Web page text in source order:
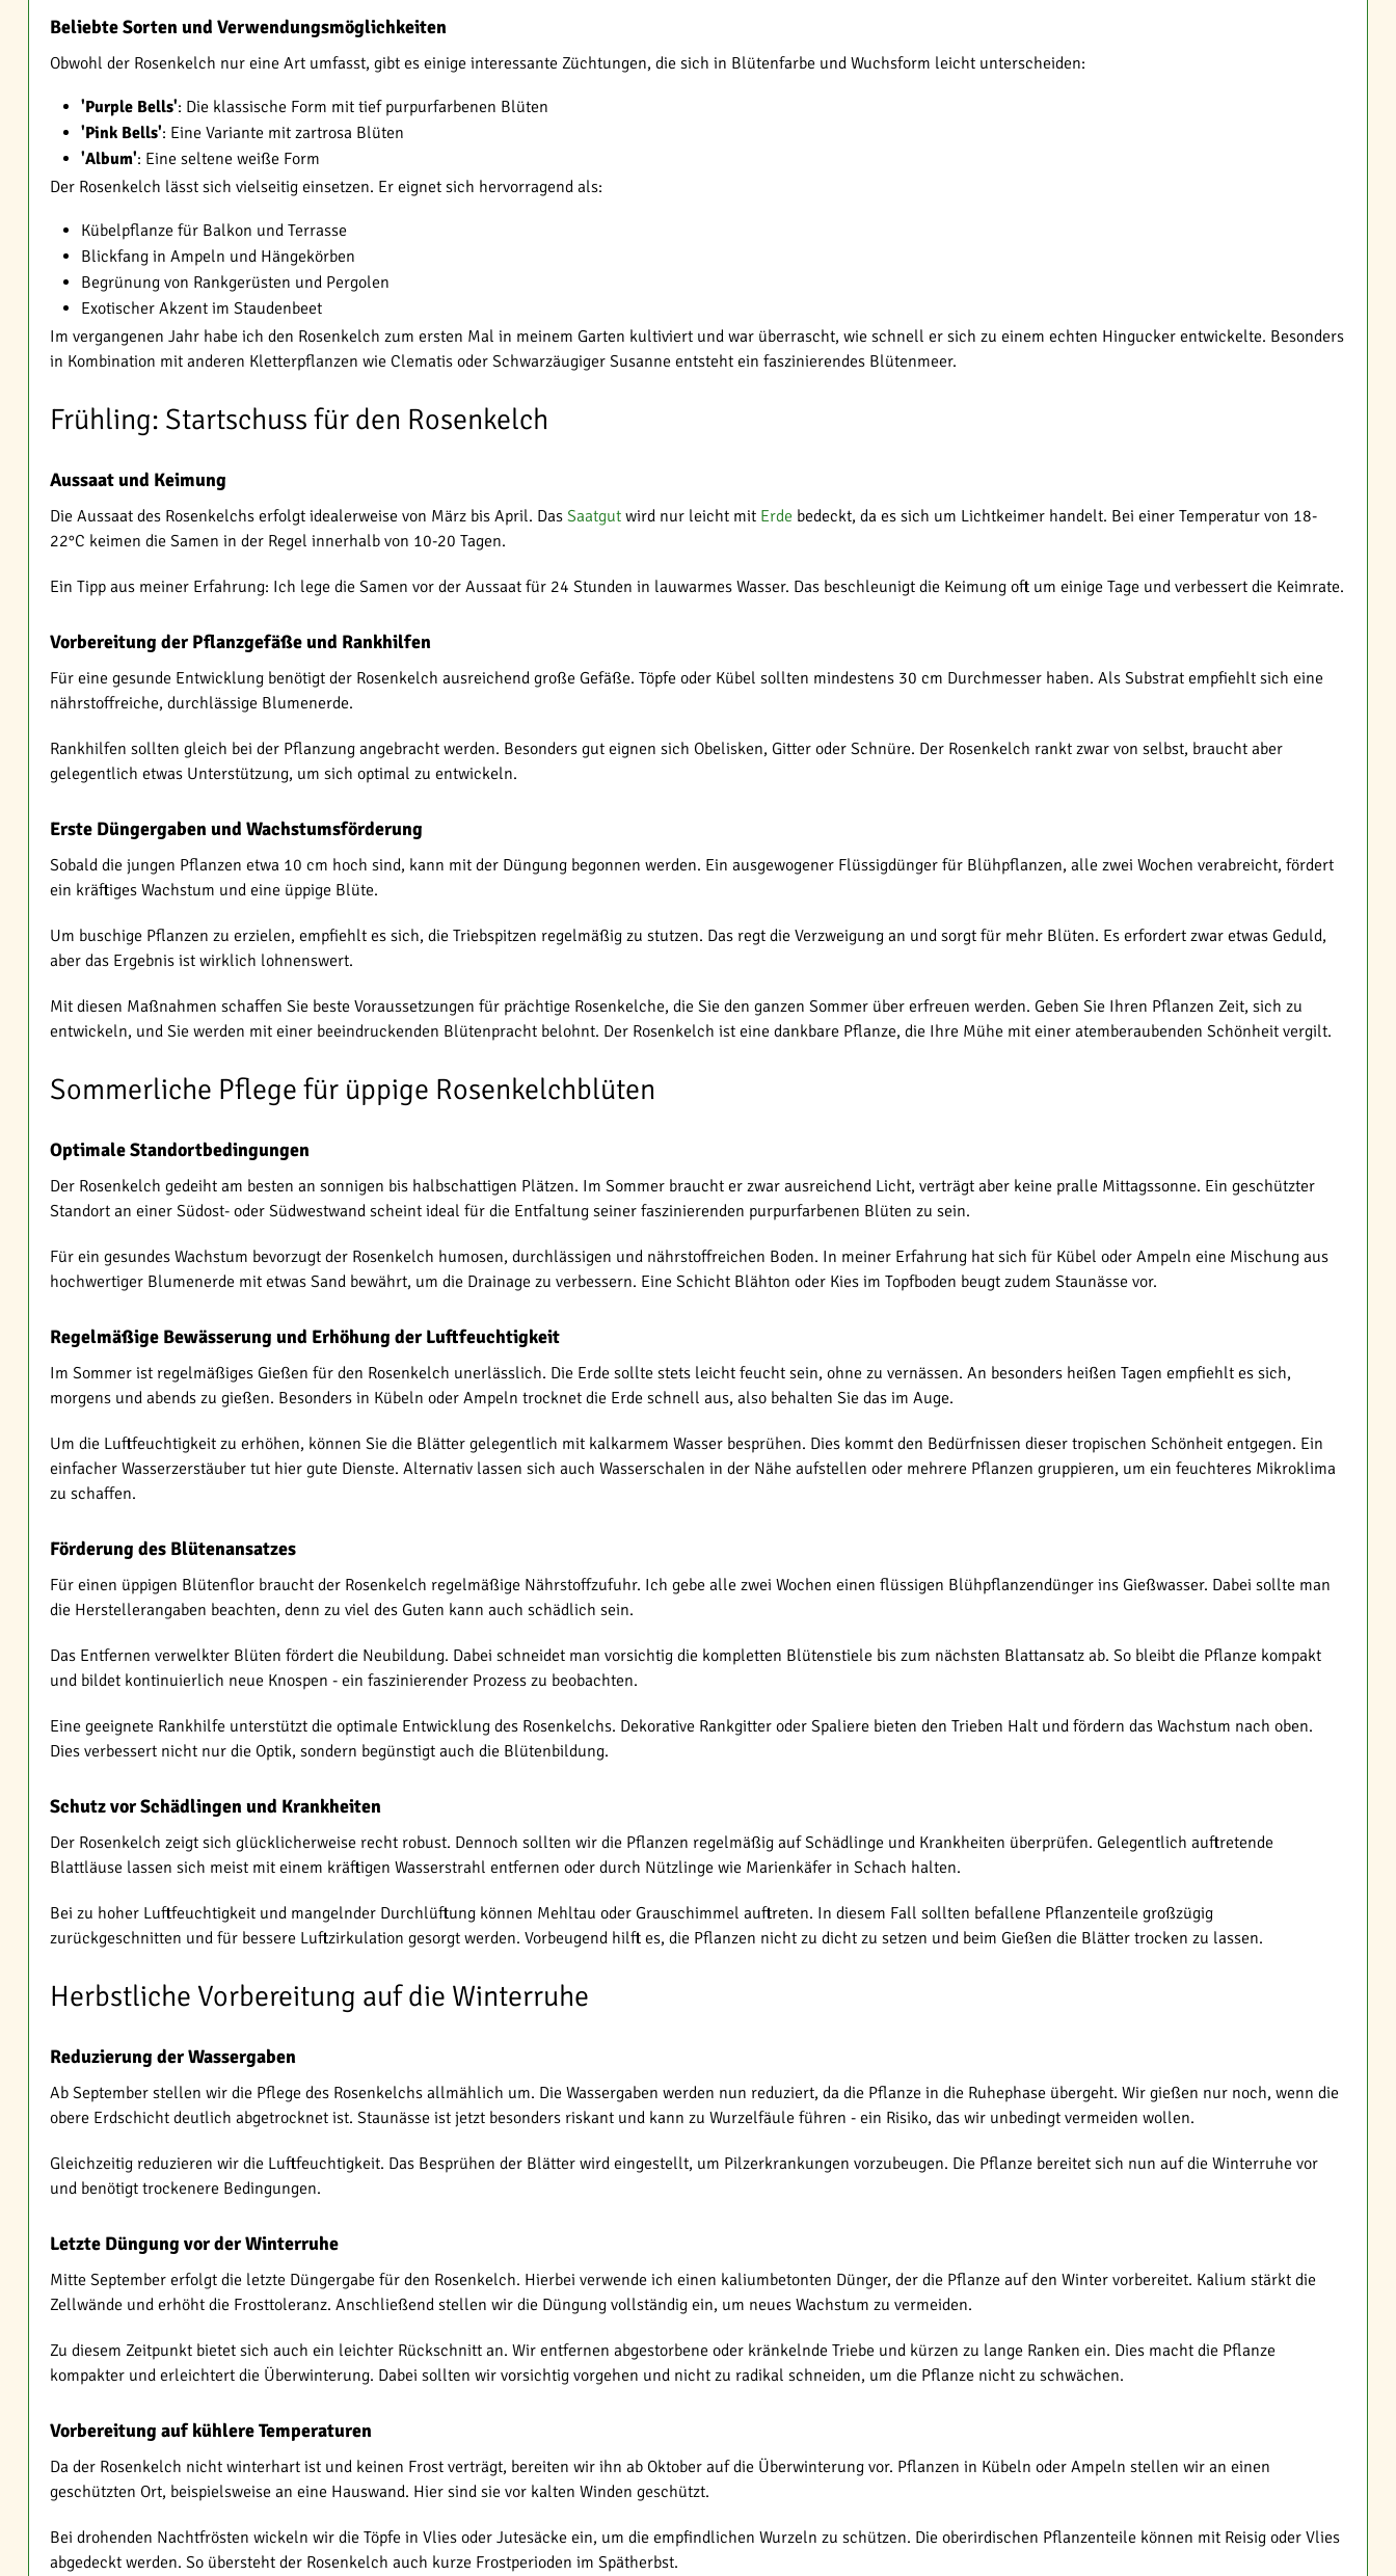
Beliebte Sorten und Verwendungsmöglichkeiten
Obwohl der Rosenkelch nur eine Art umfasst, gibt es einige interessante Züchtungen, die sich in Blütenfarbe und Wuchsform leicht unterscheiden:
'Purple Bells': Die klassische Form mit tief purpurfarbenen Blüten
'Pink Bells': Eine Variante mit zartrosa Blüten
'Album': Eine seltene weiße Form
Der Rosenkelch lässt sich vielseitig einsetzen. Er eignet sich hervorragend als:
Kübelpflanze für Balkon und Terrasse
Blickfang in Ampeln und Hängekörben
Begrünung von Rankgerüsten und Pergolen
Exotischer Akzent im Staudenbeet
Im vergangenen Jahr habe ich den Rosenkelch zum ersten Mal in meinem Garten kultiviert und war überrascht, wie schnell er sich zu einem echten Hingucker entwickelte. Besonders
in Kombination mit anderen Kletterpflanzen wie Clematis oder Schwarzäugiger Susanne entsteht ein faszinierendes Blütenmeer.
Frühling: Startschuss für den Rosenkelch
Aussaat und Keimung
Die Aussaat des Rosenkelchs erfolgt idealerweise von März bis April. Das Saatgut wird nur leicht mit Erde bedeckt, da es sich um Lichtkeimer handelt. Bei einer Temperatur von 18-
22°C keimen die Samen in der Regel innerhalb von 10-20 Tagen.
Ein Tipp aus meiner Erfahrung: Ich lege die Samen vor der Aussaat für 24 Stunden in lauwarmes Wasser. Das beschleunigt die Keimung oft um einige Tage und verbessert die Keimrate.
Vorbereitung der Pflanzgefäße und Rankhilfen
Für eine gesunde Entwicklung benötigt der Rosenkelch ausreichend große Gefäße. Töpfe oder Kübel sollten mindestens 30 cm Durchmesser haben. Als Substrat empfiehlt sich eine
nährstoffreiche, durchlässige Blumenerde.
Rankhilfen sollten gleich bei der Pflanzung angebracht werden. Besonders gut eignen sich Obelisken, Gitter oder Schnüre. Der Rosenkelch rankt zwar von selbst, braucht aber
gelegentlich etwas Unterstützung, um sich optimal zu entwickeln.
Erste Düngergaben und Wachstumsförderung
Sobald die jungen Pflanzen etwa 10 cm hoch sind, kann mit der Düngung begonnen werden. Ein ausgewogener Flüssigdünger für Blühpflanzen, alle zwei Wochen verabreicht, fördert
ein kräftiges Wachstum und eine üppige Blüte.
Um buschige Pflanzen zu erzielen, empfiehlt es sich, die Triebspitzen regelmäßig zu stutzen. Das regt die Verzweigung an und sorgt für mehr Blüten. Es erfordert zwar etwas Geduld,
aber das Ergebnis ist wirklich lohnenswert.
Mit diesen Maßnahmen schaffen Sie beste Voraussetzungen für prächtige Rosenkelche, die Sie den ganzen Sommer über erfreuen werden. Geben Sie Ihren Pflanzen Zeit, sich zu
entwickeln, und Sie werden mit einer beeindruckenden Blütenpracht belohnt. Der Rosenkelch ist eine dankbare Pflanze, die Ihre Mühe mit einer atemberaubenden Schönheit vergilt.
Sommerliche Pflege für üppige Rosenkelchblüten
Optimale Standortbedingungen
Der Rosenkelch gedeiht am besten an sonnigen bis halbschattigen Plätzen. Im Sommer braucht er zwar ausreichend Licht, verträgt aber keine pralle Mittagssonne. Ein geschützter
Standort an einer Südost- oder Südwestwand scheint ideal für die Entfaltung seiner faszinierenden purpurfarbenen Blüten zu sein.
Für ein gesundes Wachstum bevorzugt der Rosenkelch humosen, durchlässigen und nährstoffreichen Boden. In meiner Erfahrung hat sich für Kübel oder Ampeln eine Mischung aus
hochwertiger Blumenerde mit etwas Sand bewährt, um die Drainage zu verbessern. Eine Schicht Blähton oder Kies im Topfboden beugt zudem Staunässe vor.
Regelmäßige Bewässerung und Erhöhung der Luftfeuchtigkeit
Im Sommer ist regelmäßiges Gießen für den Rosenkelch unerlässlich. Die Erde sollte stets leicht feucht sein, ohne zu vernässen. An besonders heißen Tagen empfiehlt es sich,
morgens und abends zu gießen. Besonders in Kübeln oder Ampeln trocknet die Erde schnell aus, also behalten Sie das im Auge.
Um die Luftfeuchtigkeit zu erhöhen, können Sie die Blätter gelegentlich mit kalkarmem Wasser besprühen. Dies kommt den Bedürfnissen dieser tropischen Schönheit entgegen. Ein
einfacher Wasserzerstäuber tut hier gute Dienste. Alternativ lassen sich auch Wasserschalen in der Nähe aufstellen oder mehrere Pflanzen gruppieren, um ein feuchteres Mikroklima
zu schaffen.
Förderung des Blütenansatzes
Für einen üppigen Blütenflor braucht der Rosenkelch regelmäßige Nährstoffzufuhr. Ich gebe alle zwei Wochen einen flüssigen Blühpflanzendünger ins Gießwasser. Dabei sollte man
die Herstellerangaben beachten, denn zu viel des Guten kann auch schädlich sein.
Das Entfernen verwelkter Blüten fördert die Neubildung. Dabei schneidet man vorsichtig die kompletten Blütenstiele bis zum nächsten Blattansatz ab. So bleibt die Pflanze kompakt
und bildet kontinuierlich neue Knospen - ein faszinierender Prozess zu beobachten.
Eine geeignete Rankhilfe unterstützt die optimale Entwicklung des Rosenkelchs. Dekorative Rankgitter oder Spaliere bieten den Trieben Halt und fördern das Wachstum nach oben.
Dies verbessert nicht nur die Optik, sondern begünstigt auch die Blütenbildung.
Schutz vor Schädlingen und Krankheiten
Der Rosenkelch zeigt sich glücklicherweise recht robust. Dennoch sollten wir die Pflanzen regelmäßig auf Schädlinge und Krankheiten überprüfen. Gelegentlich auftretende
Blattläuse lassen sich meist mit einem kräftigen Wasserstrahl entfernen oder durch Nützlinge wie Marienkäfer in Schach halten.
Bei zu hoher Luftfeuchtigkeit und mangelnder Durchlüftung können Mehltau oder Grauschimmel auftreten. In diesem Fall sollten befallene Pflanzenteile großzügig
zurückgeschnitten und für bessere Luftzirkulation gesorgt werden. Vorbeugend hilft es, die Pflanzen nicht zu dicht zu setzen und beim Gießen die Blätter trocken zu lassen.
Herbstliche Vorbereitung auf die Winterruhe
Reduzierung der Wassergaben
Ab September stellen wir die Pflege des Rosenkelchs allmählich um. Die Wassergaben werden nun reduziert, da die Pflanze in die Ruhephase übergeht. Wir gießen nur noch, wenn die
obere Erdschicht deutlich abgetrocknet ist. Staunässe ist jetzt besonders riskant und kann zu Wurzelfäule führen - ein Risiko, das wir unbedingt vermeiden wollen.
Gleichzeitig reduzieren wir die Luftfeuchtigkeit. Das Besprühen der Blätter wird eingestellt, um Pilzerkrankungen vorzubeugen. Die Pflanze bereitet sich nun auf die Winterruhe vor
und benötigt trockenere Bedingungen.
Letzte Düngung vor der Winterruhe
Mitte September erfolgt die letzte Düngergabe für den Rosenkelch. Hierbei verwende ich einen kaliumbetonten Dünger, der die Pflanze auf den Winter vorbereitet. Kalium stärkt die
Zellwände und erhöht die Frosttoleranz. Anschließend stellen wir die Düngung vollständig ein, um neues Wachstum zu vermeiden.
Zu diesem Zeitpunkt bietet sich auch ein leichter Rückschnitt an. Wir entfernen abgestorbene oder kränkelnde Triebe und kürzen zu lange Ranken ein. Dies macht die Pflanze
kompakter und erleichtert die Überwinterung. Dabei sollten wir vorsichtig vorgehen und nicht zu radikal schneiden, um die Pflanze nicht zu schwächen.
Vorbereitung auf kühlere Temperaturen
Da der Rosenkelch nicht winterhart ist und keinen Frost verträgt, bereiten wir ihn ab Oktober auf die Überwinterung vor. Pflanzen in Kübeln oder Ampeln stellen wir an einen
geschützten Ort, beispielsweise an eine Hauswand. Hier sind sie vor kalten Winden geschützt.
Bei drohenden Nachtfrösten wickeln wir die Töpfe in Vlies oder Jutesäcke ein, um die empfindlichen Wurzeln zu schützen. Die oberirdischen Pflanzenteile können mit Reisig oder Vlies
abgedeckt werden. So übersteht der Rosenkelch auch kurze Frostperioden im Spätherbst.